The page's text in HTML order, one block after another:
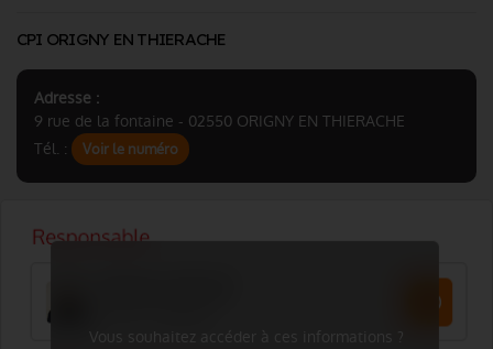
CPI ORIGNY EN THIERACHE
Adresse :
9 rue de la fontaine - 02550 ORIGNY EN THIERACHE
Tél. :
Voir le numéro
Vous souhaitez accéder à ces informations ?